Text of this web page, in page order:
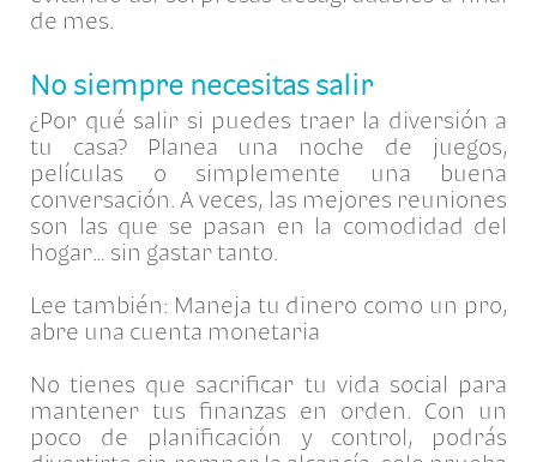
de mes.
No siempre necesitas salir
¿Por qué salir si puedes traer la diversión a
tu casa? Planea una noche de juegos,
películas o simplemente una buena
conversación. A veces, las mejores reuniones
son las que se pasan en la comodidad del
hogar… sin gastar tanto.
Lee también: Maneja tu dinero como un pro,
abre una cuenta monetaria
No tienes que sacrificar tu vida social para
mantener tus finanzas en orden. Con un
poco de planificación y control, podrás